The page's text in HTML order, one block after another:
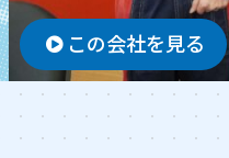
この会社を見る